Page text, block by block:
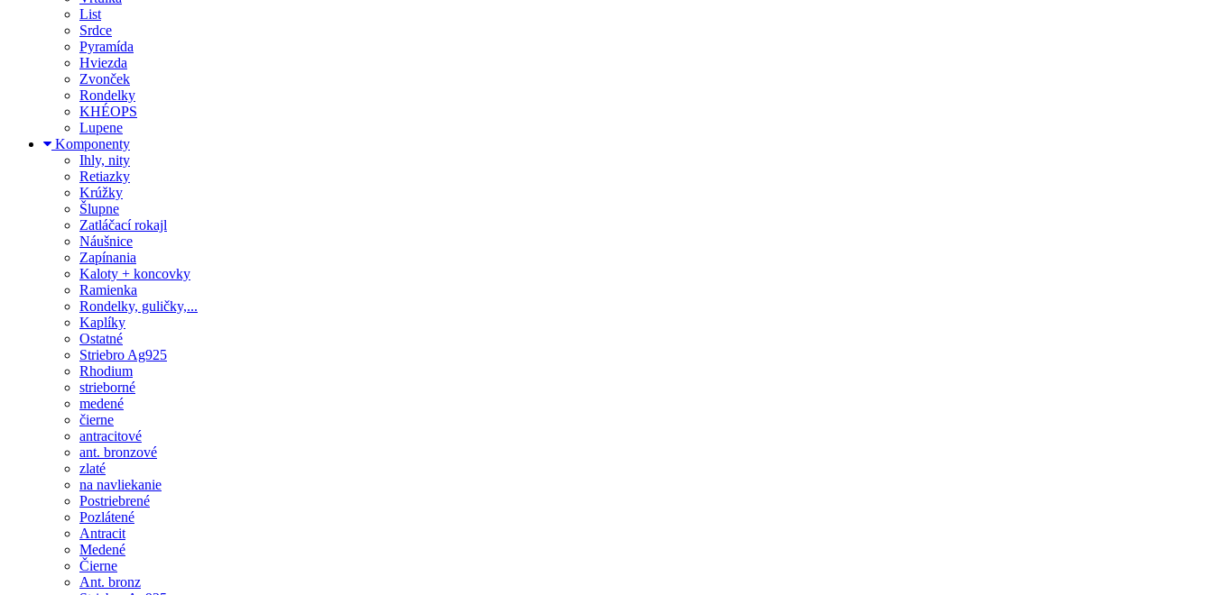
List
Srdce
Pyramída
Hviezda
Zvonček
Rondelky
KHÉOPS
Lupene
Komponenty
Ihly, nity
Retiazky
Krúžky
Šlupne
Zatláčací rokajl
Náušnice
Zapínania
Kaloty + koncovky
Ramienka
Rondelky, guličky,...
Kaplíky
Ostatné
Striebro Ag925
Rhodium
strieborné
medené
čierne
antracitové
ant. bronzové
zlaté
na navliekanie
Postriebrené
Pozlátené
Antracit
Medené
Čierne
Ant. bronz